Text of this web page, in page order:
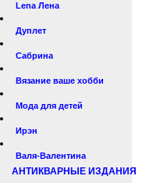
Lena Лена
Дуплет
Сабрина
Вязание ваше хобби
Мода для детей
Ирэн
Валя-Валентина
АНТИКВАРНЫЕ ИЗДАНИЯ